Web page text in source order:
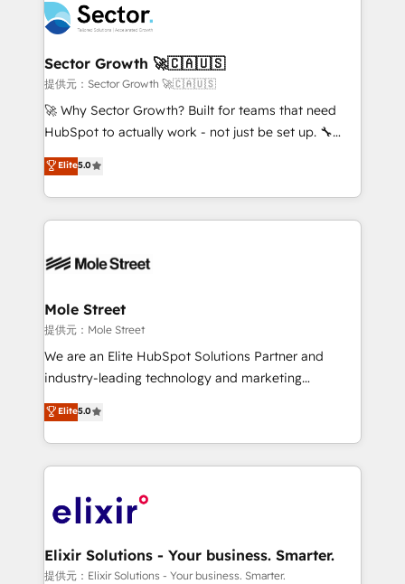
empresas em 13 países utilizam a Nexforce. Somos
a maior parceira da HubSpot na América Latina e
líder no ranking global de sucesso do cliente da
HubSpot.
businesses. Our teams are based in North America
and APAC. We are HubSpot's top-ranked Advanced
Implementation Certified Partner and we contribute
to their advisory council. We strive to do 'good work
with good people' and have worked with incredible
brands. You can see some of them on our website,
Sector Growth 🚀🇨🇦🇺🇸
提供元：Sector Growth 🚀🇨🇦🇺🇸
🚀 Why Sector Growth? Built for teams that need
HubSpot to actually work - not just be set up. 🔧
HubSpot Experts: Onboarding, migrations,
automation, and training built for adoption. ⚡ Highly
Technical Execution: ERP, EMR and Custom
Integrations; complex builds delivered in weeks, not
workflows; automation agents; process optimization
Healthcare: HIPAA implementations; secure data
workflows 💼 Financial Services: compliant
workflows; audit-ready reporting ⚖️ Legal: client
intake; pipeline and document workflows 🛒 E-
revenue automation 🏢 Real Estate: deal pipelines;
portfolio and lifecycle management 🏭
HIPAA-aware; CASL-compliant; GDPR-ready
implementations where required 💡 Why 500+
built to scale.
Elite5.0
Mole Street
提供元：Mole Street
We are an Elite HubSpot Solutions Partner and
industry-leading technology and marketing
consultancy. Our focus is on enterprise and mid-
market B2B companies globally that want a strategic
approach to execute their goals through creative
applications of our solutions; Technical HubSpot
Design, Migrations + Integrations. Mole Street’s
greatness, which is achieved through creating
absolute clarity, derived from a well-defined
Elite5.0
Elixir Solutions - Your business. Smarter.
提供元：Elixir Solutions - Your business. Smarter.